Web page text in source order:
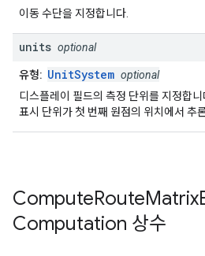
이동 수단을 지정합니다.
units optional
유형: UnitSystem optional
디스플레이 필드의 측정 단위를 지정합
표시 단위가 첫 번째 원점의 위치에서 추
ComputeRouteMatrix
Computation 상수